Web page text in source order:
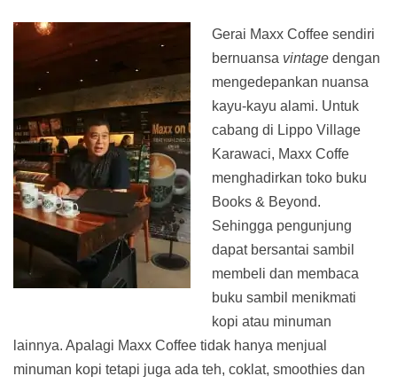
Gerai Maxx Coffee sendiri
bernuansa vintage dengan
mengedepankan nuansa
kayu-kayu alami. Untuk
cabang di Lippo Village
Karawaci, Maxx Coffe
menghadirkan toko buku
Books & Beyond.
Sehingga pengunjung
dapat bersantai sambil
membeli dan membaca
buku sambil menikmati
kopi atau minuman
lainnya. Apalagi Maxx Coffee tidak hanya menjual
minuman kopi tetapi juga ada teh, coklat, smoothies dan